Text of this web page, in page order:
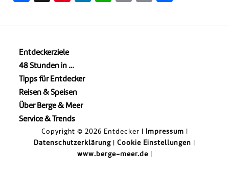
Entdeckerziele
48 Stunden in …
Tipps für Entdecker
Reisen & Speisen
Über Berge & Meer
Service & Trends
Copyright © 2026 Entdecker | Impressum
Datenschutzerklärung
Cookie Einstellungen
www.berge-meer.de|